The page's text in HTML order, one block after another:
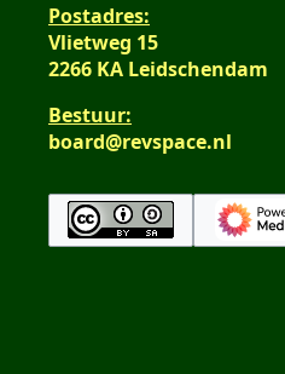
Postadres:
Vlietweg 15
2266 KA Leidschendam
Bestuur:
board@revspace.nl